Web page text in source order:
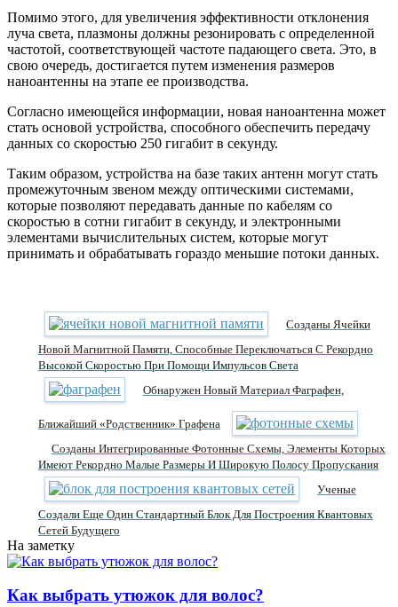
Помимо этого, для увеличения эффективности отклонения
луча света, плазмоны должны резонировать с определенной
частотой, соответствующей частоте падающего света. Это, в
свою очередь, достигается путем изменения размеров
наноантенны на этапе ее производства.
Согласно имеющейся информации, новая наноантенна может
стать основой устройства, способного обеспечить передачу
данных со скоростью 250 гигабит в секунду.
Таким образом, устройства на базе таких антенн могут стать
промежуточным звеном между оптическими системами,
которые позволяют передавать данные по кабелям со
скоростью в сотни гигабит в секунду, и электронными
элементами вычислительных систем, которые могут
принимать и обрабатывать гораздо меньшие потоки данных.
Созданы Ячейки
Новой Магнитной Памяти, Способные Переключаться С Рекордно
Высокой Скоростью При Помощи Импульсов Света
Обнаружен Новый Материал Фаграфен,
Ближайший «родственник» Графена
Созданы Интегрированные Фотонные Схемы, Элементы Которых
Имеют Рекордно Малые Размеры И Широкую Полосу Пропускания
Ученые
Создали Еще Один Стандартный Блок Для Построения Квантовых
Сетей Будущего
На заметку
Как выбрать утюжок для волос?